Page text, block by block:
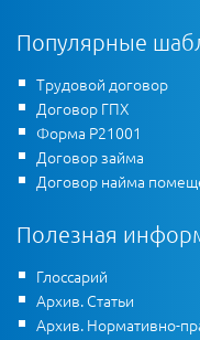
Популярные
Трудовой договор
Договор ГПХ
Форма Р21001
Договор займа
Договор найма
Полезная
Глоссарий
Архив. Статьи
Архив. Нормативно-